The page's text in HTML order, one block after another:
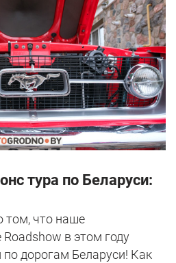
тура по Беларуси:
что наше
в этом году
по дорогам Беларуси! Как